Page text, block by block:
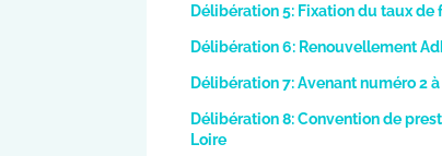
Délibération 5: Fixation du taux
Délibération 6: Renouvellement
Délibération 7: Avenant numéro 2
Délibération 8: Convention de
Loire